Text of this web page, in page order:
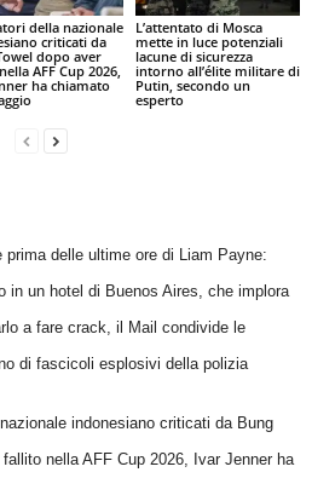
della nazionale
criticati da
dopo aver
AFF Cup 2026,
ha chiamato
L’attentato di Mosca
mette in luce potenziali
lacune di sicurezza
intorno all’élite militare di
Putin, secondo un
esperto
prima delle ultime ore di Liam Payne:
in un hotel di Buenos Aires, che implora
a fare crack, il Mail condivide le
di fascicoli esplosivi della polizia
indonesiano criticati da Bung
nella AFF Cup 2026, Ivar Jenner ha